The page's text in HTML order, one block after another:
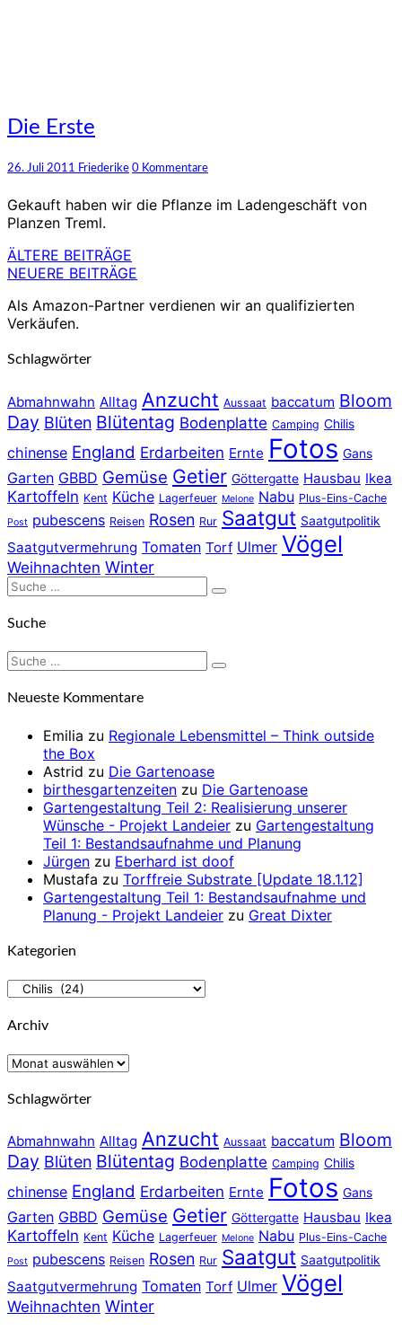
Die
Erste
Die Erste
26. Juli 2011 Friederike Kommentare
0 Kommentare
Gekauft haben wir die Pflanze im Ladengeschäft von
Planzen Treml.
Beitragsnavigation
ÄLTERE BEITRÄGE
NEUERE BEITRÄGE
Als Amazon-Partner verdienen wir an qualifizierten
Verkäufen.
Schlagwörter
Abmahnwahn Alltag Anzucht Aussaat baccatum Bloom
Day Blüten Blütentag Bodenplatte Camping Chilis
chinense England Erdarbeiten Ernte Fotos Gans
Garten GBBD Gemüse Getier Göttergatte Hausbau Ikea
Kartoffeln Kent Küche Lagerfeuer Melone Nabu Plus-Eins-Cache
Post pubescens Reisen Rosen Rur Saatgut Saatgutpolitik
Saatgutvermehrung Tomaten Torf Ulmer Vögel
Weihnachten Winter
Suche
nach:
Suchen
Suche
Suche
Suchen
Neueste Kommentare
Emilia zu Regionale Lebensmittel – Think outside
the Box
Astrid zu Die Gartenoase
birthesgartenzeiten zu Die Gartenoase
Gartengestaltung Teil 2: Realisierung unserer
Wünsche - Projekt Landeier zu Gartengestaltung
Teil 1: Bestandsaufnahme und Planung
Jürgen zu Eberhard ist doof
Mustafa zu Torffreie Substrate [Update 18.1.12]
Gartengestaltung Teil 1: Bestandsaufnahme und
Planung - Projekt Landeier zu Great Dixter
Kategorien
Kategorien
Archiv
Archiv
Schlagwörter
Abmahnwahn Alltag Anzucht Aussaat baccatum Bloom
Day Blüten Blütentag Bodenplatte Camping Chilis
chinense England Erdarbeiten Ernte Fotos Gans
Garten GBBD Gemüse Getier Göttergatte Hausbau Ikea
Kartoffeln Kent Küche Lagerfeuer Melone Nabu Plus-Eins-Cache
Post pubescens Reisen Rosen Rur Saatgut Saatgutpolitik
Saatgutvermehrung Tomaten Torf Ulmer Vögel
Weihnachten Winter